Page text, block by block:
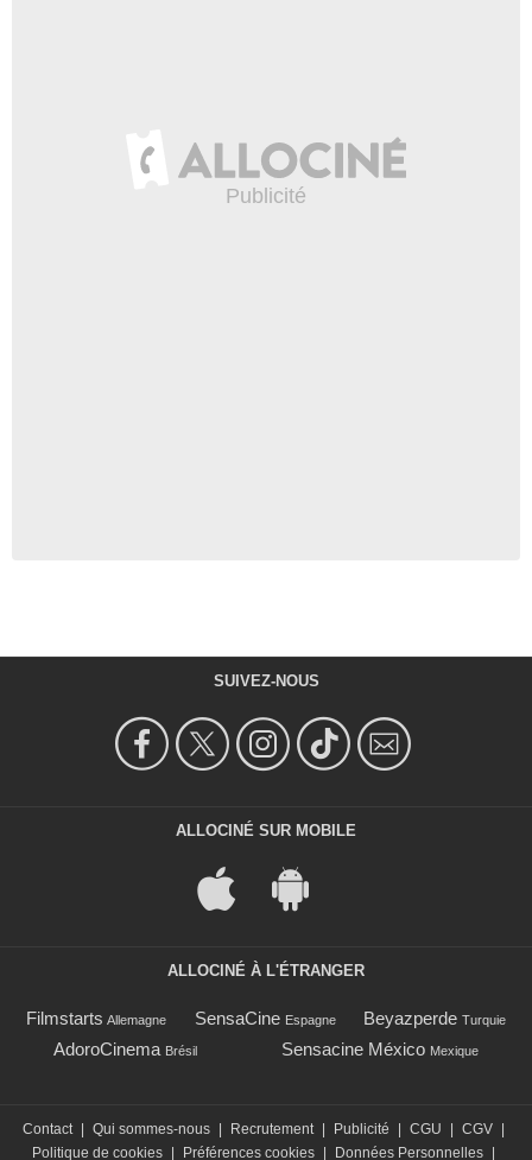
SUIVEZ-NOUS
ALLOCINÉ SUR MOBILE
ALLOCINÉ À L'ÉTRANGER
Filmstarts Allemagne SensaCine Espagne Beyazperde Turquie
AdoroCinema Brésil Sensacine México Mexique
Contact Qui sommes-nous Recrutement Publicité CGU CGV
Politique de cookies
Préférences cookies Données Personnelles